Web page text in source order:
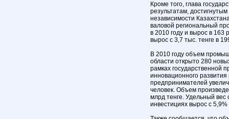
Кроме того, глава
результатам,
независимости
валовой региональный
в 2010 году и вырос в 163
вырос с 3,7 тыс. тенге в
В 2010 году объем
области открыто 280
рамках государственной
инновационного
предпринимателей
человек. Объем
млрд тенге. Удельный вес
инвестициях вырос с